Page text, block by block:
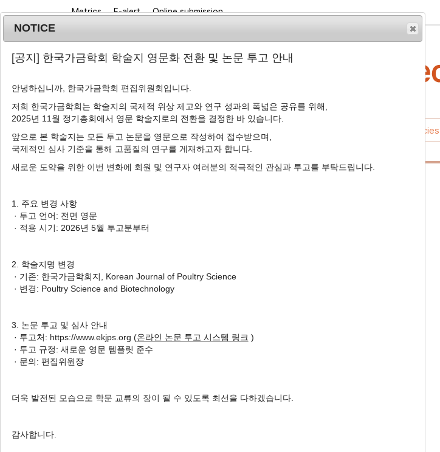
Metrics E-alert Online submission
Journal info Browse articles Journal policies
Author: JeongWoong Park
1 Articles are founded.
JeongWoong Park , Yu-Seung Choi , Sarang Choi
박정웅, 최유승, 최사랑, 이상인, 신상수
Korean J. Poult. Sci. 2022;49(4):265-272.
HTML PDF PubReader
NOTICE
[공지] 한국가금학회 학술지 영문화 전환 및 논문 투고 안내
안녕하십니까, 한국가금학회 편집위원회입니다.
저희 한국가금학회는 학술지의 국제적 위상 제고와 연구 성과의 폭넓은 공유를 위해,
2025년 11월 정기총회에서 영문 학술지로의 전환을 결정한 바 있습니다.
앞으로 본 학술지는 모든 투고 논문을 영문으로 작성하여 접수받으며,
국제적인 심사 기준을 통해 고품질의 연구를 게재하고자 합니다.
새로운 도약을 위한 이번 변화에 회원 및 연구자 여러분의 적극적인 관심과 투고를 부탁드립니다.
1. 주요 변경 사항
· 투고 언어: 전면 영문
· 적용 시기: 2026년 5월 투고분부터
2. 학술지명 변경
· 기존: 한국가금학회지, Korean Journal of Poultry Science
· 변경: Poultry Science and Biotechnology
3. 논문 투고 및 심사 안내
· 투고처: https://www.ekjps.org (온라인 논문 투고 시스템 링크 )
· 투고 규정: 새로운 영문 템플릿 준수
· 문의: 편집위원장
더욱 발전된 모습으로 학문 교류의 장이 될 수 있도록 최선을 다하겠습니다.
감사합니다.